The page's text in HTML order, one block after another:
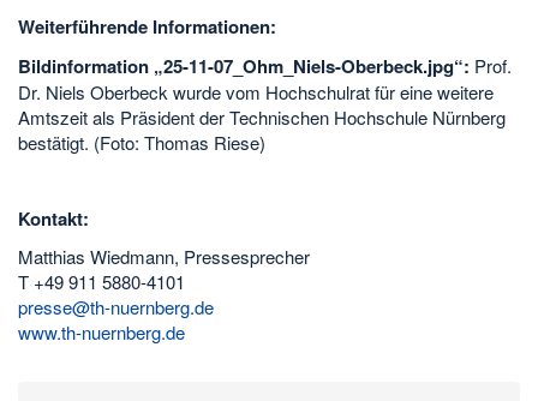
Weiterführende Informationen:
Bildinformation „25-11-07_Ohm_Niels-Oberbeck.jpg“: Prof.
Dr. Niels Oberbeck wurde vom Hochschulrat für eine weitere
Amtszeit als Präsident der Technischen Hochschule Nürnberg
bestätigt. (Foto: Thomas Riese)
Kontakt:
Matthias Wiedmann, Pressesprecher
T +49 911 5880-4101
presse@th-nuernberg.de
www.th-nuernberg.de